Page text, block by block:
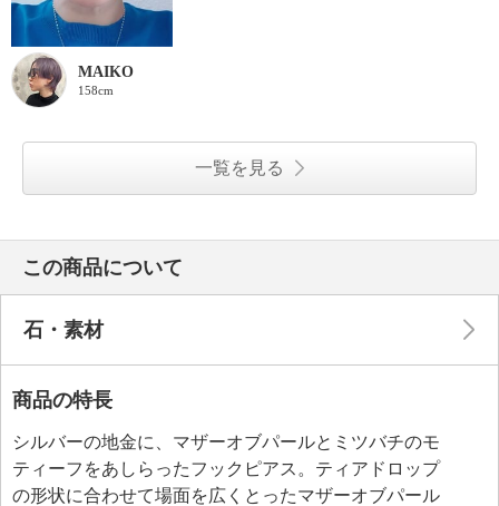
MAIKO
158cm
一覧を見る
この商品について
石・素材
商品の特長
シルバーの地金に、マザーオブパールとミツバチのモ
ティーフをあしらったフックピアス。ティアドロップ
の形状に合わせて場面を広くとったマザーオブパール